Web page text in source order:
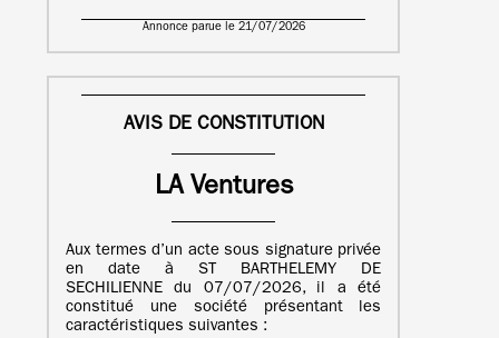
Annonce parue le 21/07/2026
AVIS DE CONSTITUTION
LA Ventures
Aux termes d’un acte sous signature privée
en date à ST BARTHELEMY DE
SECHILIENNE du 07/07/2026, il a été
constitué une société présentant les
caractéristiques suivantes :